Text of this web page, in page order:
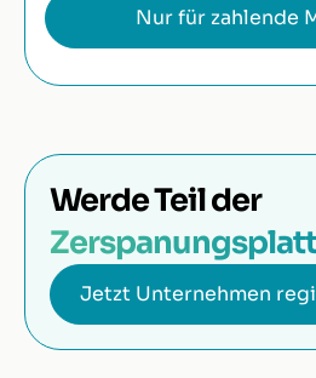
Nur für zahlende
Werde Teil der
Jetzt Unternehmen